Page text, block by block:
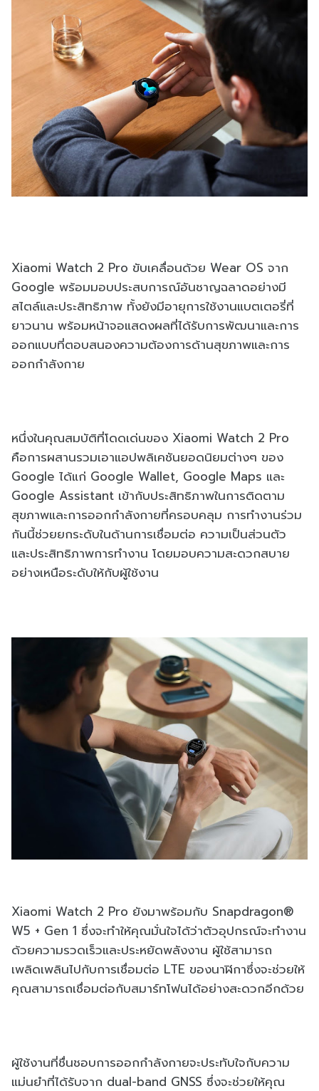
Xiaomi Watch 2 Pro ขับเคลื่อนด้วย Wear OS จาก
Google พร้อมมอบประสบการณ์อันชาญฉลาดอย่างมี
สไตล์และประสิทธิภาพ ทั้งยังมีอายุการใช้งานแบตเตอรี่ที่
ยาวนาน พร้อมหน้าจอแสดงผลที่ได้รับการพัฒนาและการ
ออกแบบที่ตอบสนองความต้องการด้านสุขภาพและการ
ออกกำลังกาย
หนึ่งในคุณสมบัติที่โดดเด่นของ Xiaomi Watch 2 Pro
คือการผสานรวมเอาแอปพลิเคชันยอดนิยมต่างๆ ของ
Google ได้แก่ Google Wallet, Google Maps และ
Google Assistant เข้ากับประสิทธิภาพในการติดตาม
สุขภาพและการออกกำลังกายที่ครอบคลุม การทำงานร่วม
กันนี้ช่วยยกระดับในด้านการเชื่อมต่อ ความเป็นส่วนตัว
และประสิทธิภาพการทำงาน โดยมอบความสะดวกสบาย
อย่างเหนือระดับให้กับผู้ใช้งาน
Xiaomi Watch 2 Pro ยังมาพร้อมกับ Snapdragon®
W5 + Gen 1 ซึ่งจะทำให้คุณมั่นใจได้ว่าตัวอุปกรณ์จะทำงาน
ด้วยความรวดเร็วและประหยัดพลังงาน ผู้ใช้สามารถ
เพลิดเพลินไปกับการเชื่อมต่อ LTE ของนาฬิกาซึ่งจะช่วยให้
คุณสามารถเชื่อมต่อกับสมาร์ทโฟนได้อย่างสะดวกอีกด้วย
ผู้ใช้งานที่ชื่นชอบการออกกำลังกายจะประทับใจกับความ
แม่นยำที่ได้รับจาก dual-band GNSS ซึ่งจะช่วยให้คุณ